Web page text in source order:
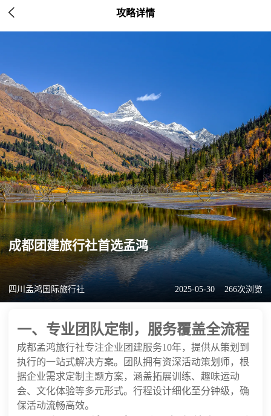
 攻略详情
成都团建旅行社首选孟鸿
四川孟鸿国际旅行社 2025-05-30 266次浏览
一、专业团队定制，服务覆盖全流程
成都孟鸿旅行社专注企业团建服务10年，提供从策划到
执行的一站式解决方案。团队拥有资深活动策划师，根
据企业需求定制主题方案，涵盖拓展训练、趣味运动
会、文化体验等多元形式。行程设计细化至分钟级，确
保活动流畅高效。